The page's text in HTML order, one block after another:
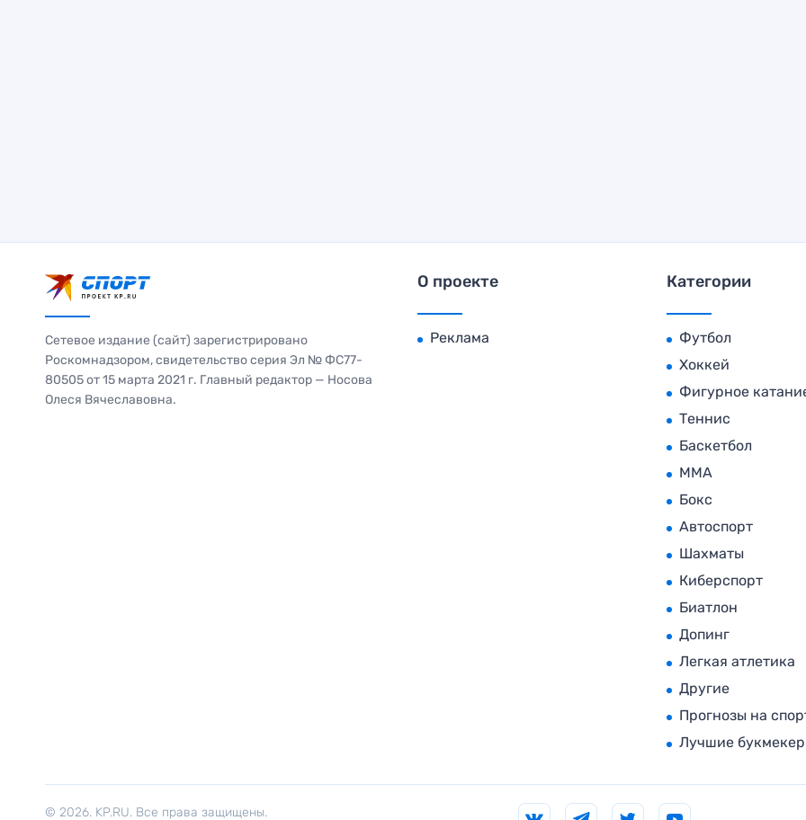
Сетевое издание (сайт) зарегистрировано
Роскомнадзором, свидетельство серия Эл № ФС77-
80505 от 15 марта 2021 г. Главный редактор — Носова
Олеся Вячеславовна.
О проекте
Реклама
Категории
Футбол
Хоккей
Фигурное
Теннис
Баскетбол
MMA
Бокс
Автоспорт
Шахматы
Киберспорт
Биатлон
Допинг
Легкая атлетика
Другие
Прогнозы на
Лучшие
© 2026. KP.RU. Все права защищены.